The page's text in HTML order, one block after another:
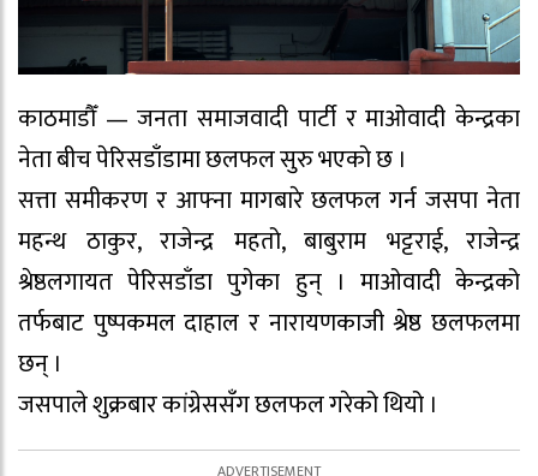
काठमाडौँ — जनता समाजवादी पार्टी र माओवादी केन्द्रका
नेता बीच पेरिसडाँडामा छलफल सुरु भएकाे छ ।
सत्ता समीकरण र आफ्ना मागबारे छलफल गर्न जसपा नेता
महन्थ ठाकुर, राजेन्द्र महतो, बाबुराम भट्टराई, राजेन्द्र
श्रेष्ठलगायत पेरिसडाँडा पुगेका हुन् । माओवादी केन्द्रको
तर्फबाट पुष्पकमल दाहाल र नारायणकाजी श्रेष्ठ छलफलमा
छन् ।
जसपाले शुक्रबार कांग्रेससँग छलफल गरेको थियो ।